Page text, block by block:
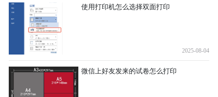
使用打印机怎么选择双面打印
2025-08-04
微信上好友发来的试卷怎么打印